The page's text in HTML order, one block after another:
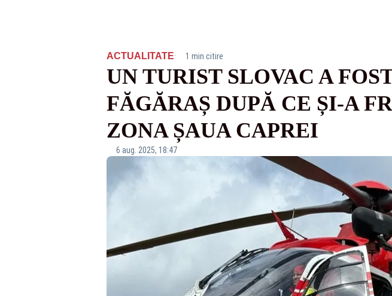
ACTUALITATE· 1 min citire
UN TURIST SLOVAC A
FĂGĂRAȘ DUPĂ CE ȘI-A
ZONA ȘAUA CAPREI
6 aug. 2025, 18:47